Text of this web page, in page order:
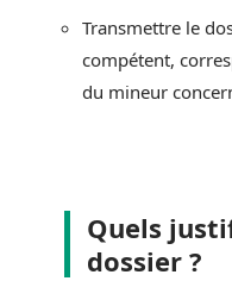
Transmettre le
compétent,
du mineur
Quels
dossier ?